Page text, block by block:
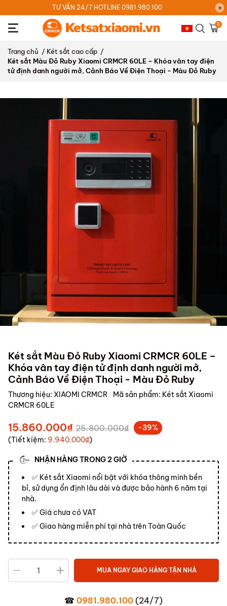
TƯ VẤN 24/7 HOTLINE 0981.980.100
0
Trang chủ / Két sắt cao cấp /
Két sắt Màu Đỏ Ruby Xiaomi CRMCR 60LE – Khóa vân tay điện
tử định danh người mở, Cảnh Báo Về Điện Thoại - Màu Đỏ Ruby
Két sắt Màu Đỏ Ruby Xiaomi CRMCR 60LE –
Khóa vân tay điện tử định danh người mở,
Cảnh Báo Về Điện Thoại - Màu Đỏ Ruby
Thương hiệu: XIAOMI CRMCR Mã sản phẩm: Két sắt Xiaomi
CRMCR 60LE
15.860.000₫ 25.800.000₫
-39%
(Tiết kiệm: 9.940.000₫)
NHẬN HÀNG TRONG 2 GIỜ
✅ Két sắt Xiaomi nổi bật với khóa thông minh bền
bỉ, sử dụng ổn định lâu dài và được bảo hành 6 năm tại
nhà.
✅ Giá chưa có VAT
✅ Giao hàng miễn phí tại nhà trên Toàn Quốc
MUA NGAY GIAO HÀNG TẬN NHÀ
☎ 0981.980.100 (24/7)